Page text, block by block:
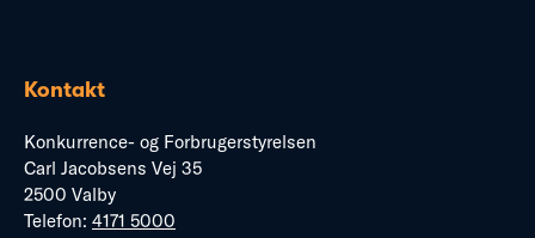
Kontakt
Konkurrence- og Forbrugerstyrelsen
Carl Jacobsens Vej 35
2500 Valby
Telefon: 4171 5000